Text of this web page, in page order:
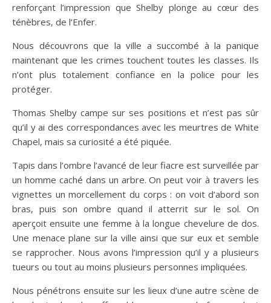
renforçant l’impression que Shelby plonge au cœur des
ténèbres, de l’Enfer.
Nous découvrons que la ville a succombé à la panique
maintenant que les crimes touchent toutes les classes. Ils
n’ont plus totalement confiance en la police pour les
protéger.
Thomas Shelby campe sur ses positions et n’est pas sûr
qu’il y ai des correspondances avec les meurtres de White
Chapel, mais sa curiosité a été piquée.
Tapis dans l’ombre l’avancé de leur fiacre est surveillée par
un homme caché dans un arbre. On peut voir à travers les
vignettes un morcellement du corps : on voit d’abord son
bras, puis son ombre quand il atterrit sur le sol. On
aperçoit ensuite une femme à la longue chevelure de dos.
Une menace plane sur la ville ainsi que sur eux et semble
se rapprocher. Nous avons l’impression qu’il y a plusieurs
tueurs ou tout au moins plusieurs personnes impliquées.
Nous pénétrons ensuite sur les lieux d’une autre scène de